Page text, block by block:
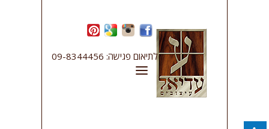
השבת את ההבזקים
סמן כותרות
צבע רקע
לתיאום פגישה: 09-8344456